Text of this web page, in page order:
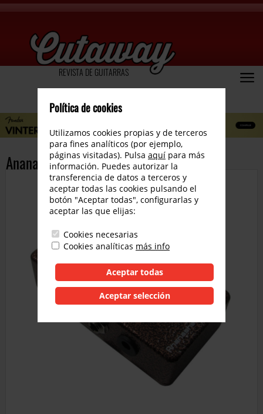
REVISTA DE GUITARRAS
Ananashead Effects lanza el MARK2
Política de cookies
Utilizamos cookies propias y de terceros
para fines analíticos (por ejemplo,
páginas visitadas). Pulsa aquí para más
información. Puedes autorizar la
transferencia de datos a terceros y
aceptar todas las cookies pulsando el
botón "Aceptar todas", configurarlas y
aceptar las que elijas:
Cookies necesarias
Cookies analíticas más info
Aceptar todas
Aceptar selección